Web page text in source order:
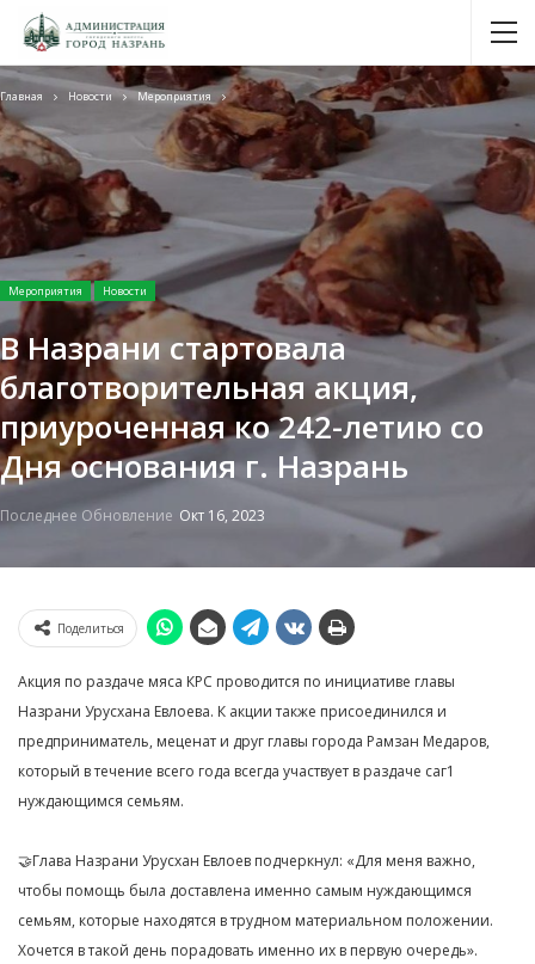
Главная Новости Мероприятия
Мероприятия Новости
В Назрани стартовала
благотворительная акция,
приуроченная ко 242-летию со
Дня основания г. Назрань
Последнее Обновление Окт 16, 2023
Поделиться
Акция по раздаче мяса КРС проводится по инициативе главы
Назрани Урусхана Евлоева. К акции также присоединился и
предприниматель, меценат и друг главы города Рамзан Медаров,
который в течение всего года всегда участвует в раздаче саг1
нуждающимся семьям.
🤝Глава Назрани Урусхан Евлоев подчеркнул: «Для меня важно,
чтобы помощь была доставлена именно самым нуждающимся
семьям, которые находятся в трудном материальном положении.
Хочется в такой день порадовать именно их в первую очередь».